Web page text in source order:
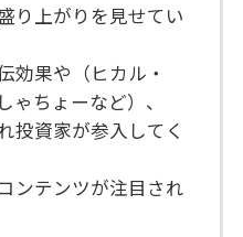
り上がりを見せてい
効果や（ヒカル・
ゃちょーなど）、
投資家が参入してく
ンテンツが注目され